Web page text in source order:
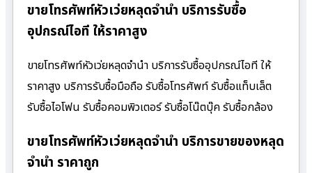
ขายโทรศัพท์หัวเว่ยหลุดจำนำ บริการรับซื้อ
อุปกรณ์ไอที ให้ราคาสูง
ขายโทรศัพท์หัวเว่ยหลุดจำนำ บริการรับซื้ออุปกรณ์ไอที ให้
ราคาสูง บริการรับซื้อมือถือ รับซื้อโทรศัพท์ รับซื้อแท็บเล็ต
รับซื้อไอโฟน รับซื้อคอมพิวเตอร์ รับซื้อโน๊ตบุ๊ค รับซื้อกล้อง
ขายโทรศัพท์หัวเว่ยหลุดจำนำ บริการขายของหลุด
จำนำ ราคาถูก